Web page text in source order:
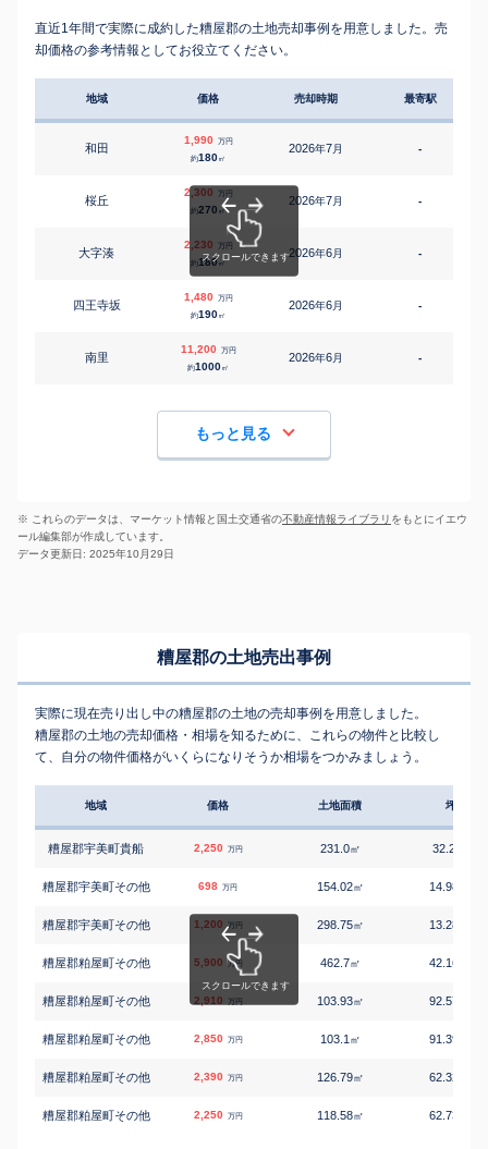
直近1年間で実際に成約した糟屋郡の土地売却事例を用意しました。売
却価格の参考情報としてお役立てください。
地域 価格 売却時期 最寄駅
和田
1,990 万円
約180㎡
2026年7月 -
桜丘
2,300 万円
約270 ㎡
2026年7月 -
大字湊
2,230 万円
約180㎡
2026年6月 -
四王寺坂
1,480 万円
約190㎡
2026年6月 -
南里
11,200 万円
約1000㎡
2026年6月 -
もっと見る
※ これらのデータは、マーケット情報と国土交通省の不動産情報ライブラリ をもとにイエウ
ール編集部が作成しています。
データ更新日: 2025年10月29日
糟屋郡の土地売出事例
実際に現在売り出し中の糟屋郡の土地の売却事例を用意しました。
糟屋郡の土地の売却価格・相場を知るために、これらの物件と比較し
て、自分の物件価格がいくらになりそうか相場をつかみましょう。
地域 価格 土地面積 坪単価
糟屋郡宇美町貴船 2,250 万円 231.0㎡ 32.2
糟屋郡宇美町その他 698 万円 154.02㎡ 14.98
糟屋郡宇美町その他 1,200 万円 298.75㎡ 13.28
糟屋郡粕屋町その他 5,900 万円 462.7㎡ 42.16
糟屋郡粕屋町その他 2,910 万円 103.93㎡ 92.57
糟屋郡粕屋町その他 2,850 万円 103.1 ㎡ 91.39
糟屋郡粕屋町その他 2,390 万円 126.79㎡ 62.32
糟屋郡粕屋町その他 2,250 万円 118.58㎡ 62.73